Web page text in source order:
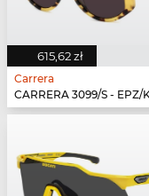
615,62 zł
Carrera
CARRERA 3099/S - EPZ/